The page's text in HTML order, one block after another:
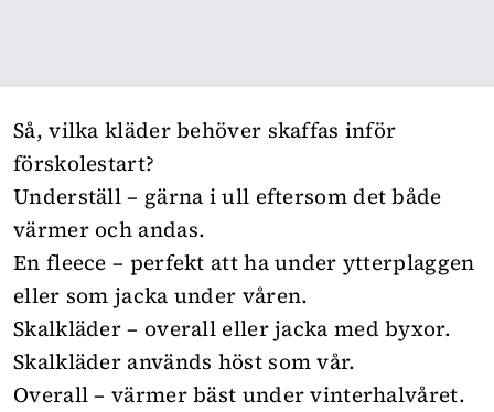
Så, vilka kläder behöver skaffas inför
förskolestart?
Underställ – gärna i ull eftersom det både
värmer och andas.
En fleece – perfekt att ha under ytterplaggen
eller som jacka under våren.
Skalkläder – overall eller jacka med byxor.
Skalkläder används höst som vår.
Overall – värmer bäst under vinterhalvåret.